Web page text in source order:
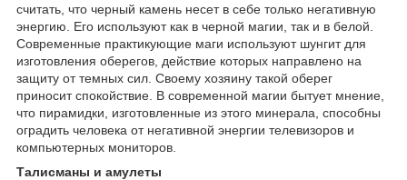
считать, что черный камень несет в себе только негативную
энергию. Его используют как в черной магии, так и в белой.
Современные практикующие маги используют шунгит для
изготовления оберегов, действие которых направлено на
защиту от темных сил. Своему хозяину такой оберег
приносит спокойствие. В современной магии бытует мнение,
что пирамидки, изготовленные из этого минерала, способны
оградить человека от негативной энергии телевизоров и
компьютерных мониторов.
Талисманы и амулеты